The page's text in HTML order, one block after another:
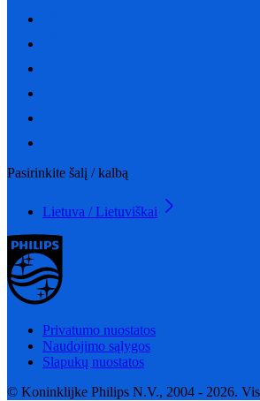
Pasirinkite šalį / kalbą
Lietuva / Lietuviškai
Privatumo nuostatos
Naudojimo sąlygos
Slapukų nuostatos
© Koninklijke Philips N.V., 2004 - 2026.